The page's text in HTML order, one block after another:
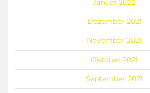
Januar 2022
Dezember 2021
November 2021
Oktober 2021
September 2021